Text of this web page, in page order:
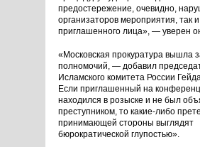
предостережение, очевидно,
организаторов мероприятия, так и
приглашенного лица», — уверен
«Московская прокуратура вышла
полномочий, — добавил
Исламского комитета России
Если приглашенный на
находился в розыске и не был
преступником, то какие-либо
принимающей стороны выглядят
бюрократической глупостью».